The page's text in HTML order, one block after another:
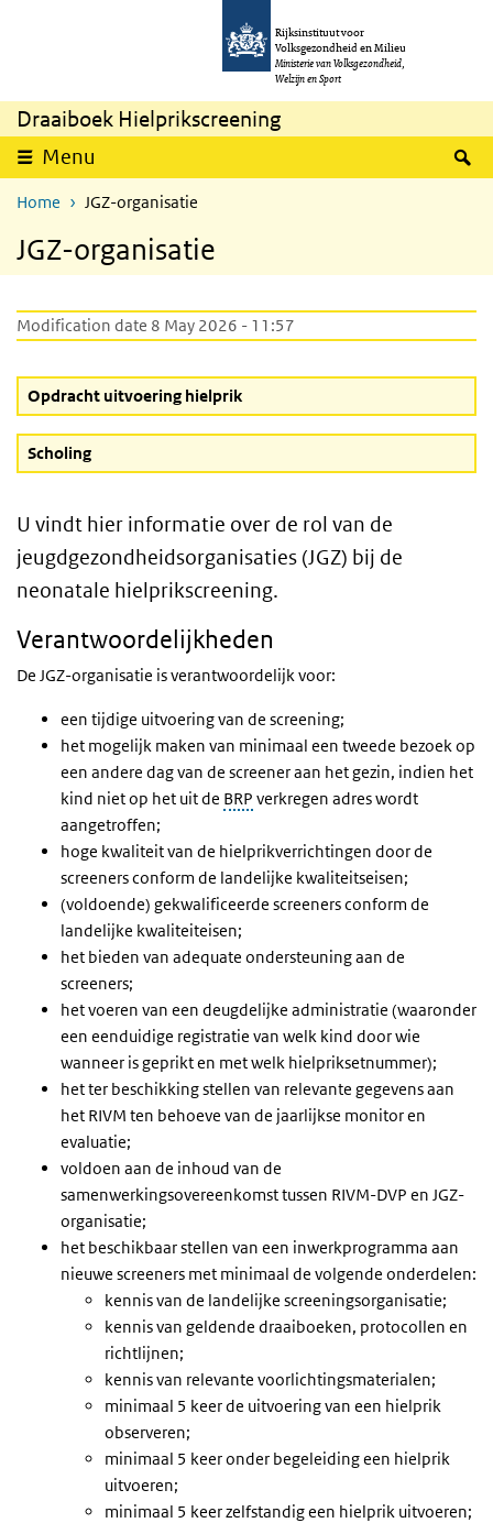
Rijksinstituut voor
Volksgezondheid en Milieu
Ministerie van Volksgezondheid,
Welzijn en Sport
Draaiboek Hielprikscreening
Menu
Home JGZ-organisatie
JGZ-organisatie
Modification date 8 May 2026 - 11:57
Opdracht uitvoering hielprik
Scholing
U vindt hier informatie over de rol van de
jeugdgezondheidsorganisaties (JGZ) bij de
neonatale hielprikscreening.
Verantwoordelijkheden
De JGZ-organisatie is verantwoordelijk voor:
een tijdige uitvoering van de screening;
het mogelijk maken van minimaal een tweede bezoek op
een andere dag van de screener aan het gezin, indien het
kind niet op het uit de BRP verkregen adres wordt
aangetroffen;
hoge kwaliteit van de hielprikverrichtingen door de
screeners conform de landelijke kwaliteitseisen;
(voldoende) gekwalificeerde screeners conform de
landelijke kwaliteiteisen;
het bieden van adequate ondersteuning aan de
screeners;
het voeren van een deugdelijke administratie (waaronder
een eenduidige registratie van welk kind door wie
wanneer is geprikt en met welk hielpriksetnummer);
het ter beschikking stellen van relevante gegevens aan
het RIVM ten behoeve van de jaarlijkse monitor en
evaluatie;
voldoen aan de inhoud van de
samenwerkingsovereenkomst tussen RIVM-DVP en JGZ-
organisatie;
het beschikbaar stellen van een inwerkprogramma aan
nieuwe screeners met minimaal de volgende onderdelen:
kennis van de landelijke screeningsorganisatie;
kennis van geldende draaiboeken, protocollen en
richtlijnen;
kennis van relevante voorlichtingsmaterialen;
minimaal 5 keer de uitvoering van een hielprik
observeren;
minimaal 5 keer onder begeleiding een hielprik
uitvoeren;
minimaal 5 keer zelfstandig een hielprik uitvoeren;